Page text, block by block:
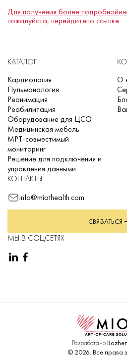
Для получения более
пожалуйста, перейдитепо ссылке.
КАТАЛОГ
Кардиология
Пульмонология
Реанимация
Реабилитация
Оборудование для ЦСО
Медицинская мебель
МРТ-совместимый
мониторинг
Решение для подключения и
управления данными
О
КОНТАКТЫ
info@miothealth.com
СВЯЗАТЬСЯ
МЫ В СОЦСЕТЯХ
Разработано
© 2026.Все права